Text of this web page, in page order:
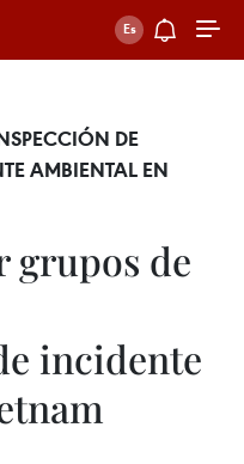
DE
AMBIENTAL EN
grupos de
incidente